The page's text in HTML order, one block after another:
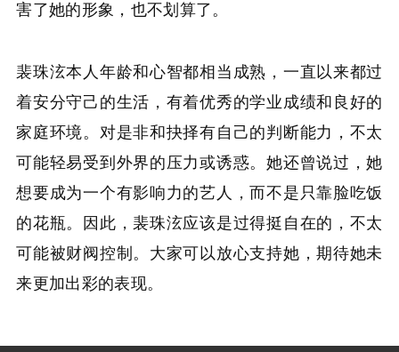
害了她的形象，也不划算了。
裴珠泫本人年龄和心智都相当成熟，一直以来都过
着安分守己的生活，有着优秀的学业成绩和良好的
家庭环境。对是非和抉择有自己的判断能力，不太
可能轻易受到外界的压力或诱惑。她还曾说过，她
想要成为一个有影响力的艺人，而不是只靠脸吃饭
的花瓶。因此，裴珠泫应该是过得挺自在的，不太
可能被财阀控制。大家可以放心支持她，期待她未
来更加出彩的表现。